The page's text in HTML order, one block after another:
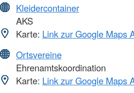
Kleidercontainer
AKS
Karte: Link zur Google Maps
Ortsvereine
Ehrenamtskoordination
Karte: Link zur Google Maps